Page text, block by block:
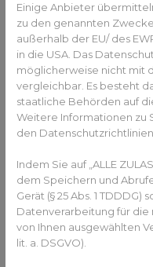
Aufgrund Ihrer
Wenn Sie
passen Sie bitte
Einige Anbieter
zu den genannten
außerhalb der EU/ des
in die USA. Das
möglicherweise nicht mit
vergleichbar. Es besteht
staatliche Behörden auf
Weitere Informationen zu
den
Indem Sie auf „ALLE
dem Speichern und
Gerät (§ 25 Abs. 1
Datenverarbeitung für
von Ihnen ausgewählten
lit. a. DSGVO).